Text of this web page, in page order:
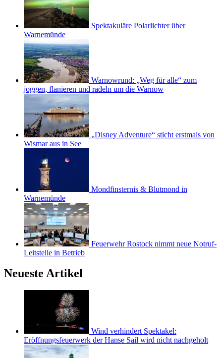
Spektakuläre Polarlichter über
Warnemünde
Warnowrund: „Weg für alle“ zum
joggen, flanieren und radeln um die Warnow
„Disney Adventure“ sticht erstmals von
Wismar aus in See
Mondfinsternis & Blutmond in
Warnemünde
Feuerwehr Rostock nimmt neue Notruf-
Leitstelle in Betrieb
Neueste Artikel
Wind verhindert Spektakel:
Eröffnungsfeuerwerk der Hanse Sail wird nicht nachgeholt